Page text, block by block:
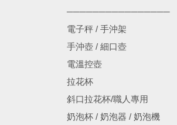
────────────────
電子秤 / 手沖架
手沖壺 / 細口壺
電溫控壺
拉花杯
斜口拉花杯/職人專用
奶泡杯 / 奶泡器 / 奶泡機